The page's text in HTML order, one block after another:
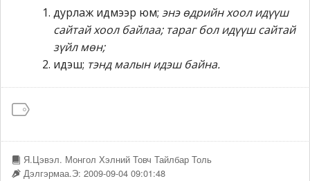
дурлаж идмээр юм;энэ өдрийн хоол идүүш
сайтай хоол байлаа; тараг бол идүүш сайтай
зүйл мөн;
идэш; тэнд малын идэш байна.
Я.Цэвэл. Монгол Хэлний Товч Тайлбар Толь
Дэлгэрмаа.Э: 2009-09-04 09:01:48